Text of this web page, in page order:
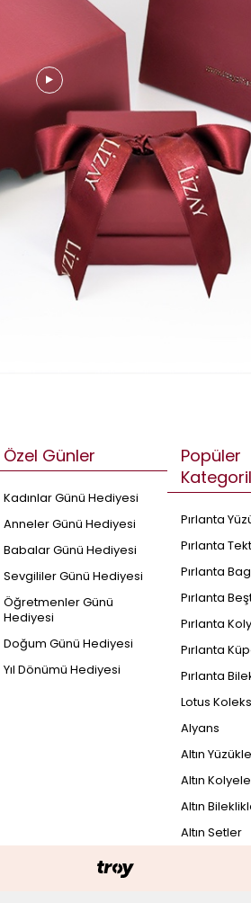
Özel Günler
Kadınlar Günü Hediyesi
Anneler Günü Hediyesi
Babalar Günü Hediyesi
Sevgililer Günü Hediyesi
Öğretmenler Günü
Hediyesi
Doğum Günü Hediyesi
Yıl Dönümü Hediyesi
Popüler
Pırlanta
Pırlanta
Pırlanta
Pırlanta
Pırlanta
Pırlanta
Pırlanta
Lotus
Alyans
Altın
Altın
Altın
Altın Setler